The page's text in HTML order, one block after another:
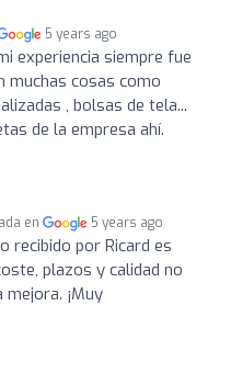
5 years ago
experiencia siempre fue
muchas cosas como
, bolsas de tela...
de la empresa ahí.
en 5 years ago
recibido por Ricard es
plazos y calidad no
¡Muy